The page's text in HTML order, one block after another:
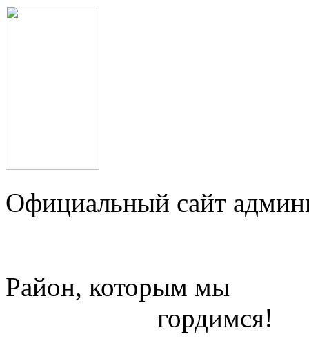
Официальный сайт
Район, которым мы
гордимся!